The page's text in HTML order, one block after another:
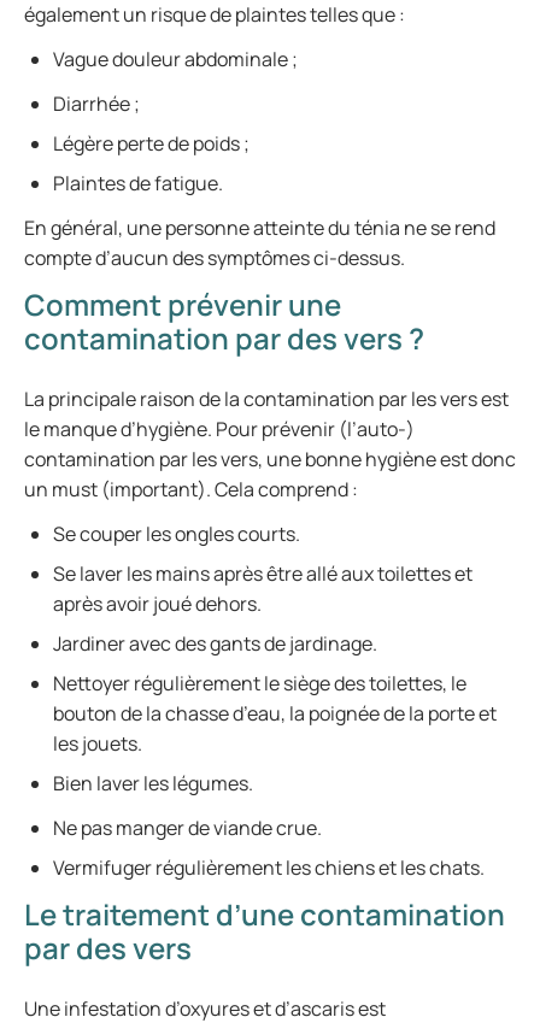
également un risque de plaintes telles que :
Vague douleur abdominale ;
Diarrhée ;
Légère perte de poids ;
Plaintes de fatigue.
En général, une personne atteinte du ténia ne se rend
compte d’aucun des symptômes ci-dessus.
Comment prévenir une
contamination par des vers ?
La principale raison de la contamination par les vers est
le manque d’hygiène. Pour prévenir (l’auto-)
contamination par les vers, une bonne hygiène est donc
un must (important). Cela comprend :
Se couper les ongles courts.
Se laver les mains après être allé aux toilettes et
après avoir joué dehors.
Jardiner avec des gants de jardinage.
Nettoyer régulièrement le siège des toilettes, le
bouton de la chasse d’eau, la poignée de la porte et
les jouets.
Bien laver les légumes.
Ne pas manger de viande crue.
Vermifuger régulièrement les chiens et les chats.
Le traitement d’une contamination
par des vers
Une infestation d’oxyures et d’ascaris est